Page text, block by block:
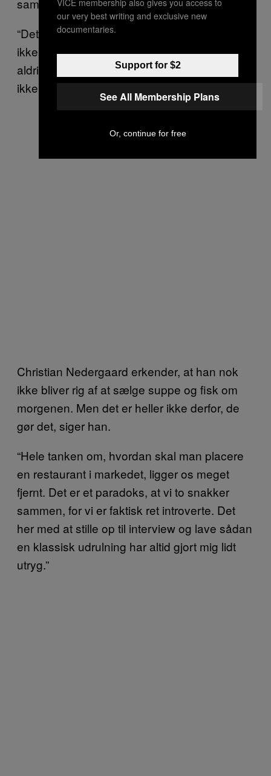
“Det ser jo flot ud,” siger Ginzo. “Men jeg ved
ikke med den almindelige dansker… jeg tror
aldrig, det bliver en kæmpestor ting, for det er
ikke rigtig populære smage i Danmark.”
Christian Nedergaard erkender, at han nok
ikke bliver rig af at sælge suppe og fisk om
morgenen. Men det er heller ikke derfor, de
gør det, siger han.
“Hele tanken om, hvordan skal man placere
en restaurant i markedet, ligger os meget
fjernt. Det er et paradoks, at vi to snakker
sammen, for vi er faktisk ret introverte. Det
her med at stille op til interview og lave sådan
en klassisk udrulning har altid gjort mig lidt
utryg.”
our very best writing and exclusive new
documentaries.
Support for $2
See All Membership Plans
Or, continue for free